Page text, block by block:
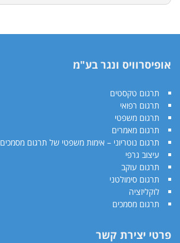
אופיסרוויס ונגר בע"מ
תרגום טקסטים
תרגום רפואי
תרגום משפטי
תרגום מאמרים
תרגום נוטריוני – אימות משפטי של תרגום מסמכים
עיצוב גרפי
תרגום עוקב
תרגום סימולטני
לוקליזציה
תרגום מסמכים
פרטי יצירת קשר